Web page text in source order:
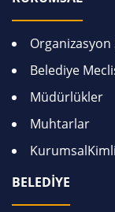
Organizasyon
Belediye
Müdürlükler
Muhtarlar
BELEDİYE